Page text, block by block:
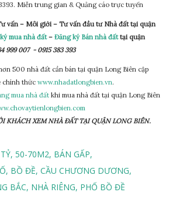
Miễn trung gian & Quảng cáo trực tuyến
vấn – Môi giới – Tư vấn đầu tư Nhà đất tại quận
mua nhà đất– Đăng ký Bán nhà đấttại quận
999 007 - 0915 383 393
500 nhà đất cần bán tại quận Long Biên cập
chính thức www.nhadatlongbien.vn.
mua nhà đất khi mua nhà đất tại quận Long Biên
KHÁCH XEM NHÀ ĐẤT TẠI QUẬN LONG BIÊN.
50-70M2 BÁN GẤP
BỒ ĐỀ CẦU CHƯƠNG DƯƠNG
BẮC NHÀ RIÊNG PHỐ BỒ ĐỀ